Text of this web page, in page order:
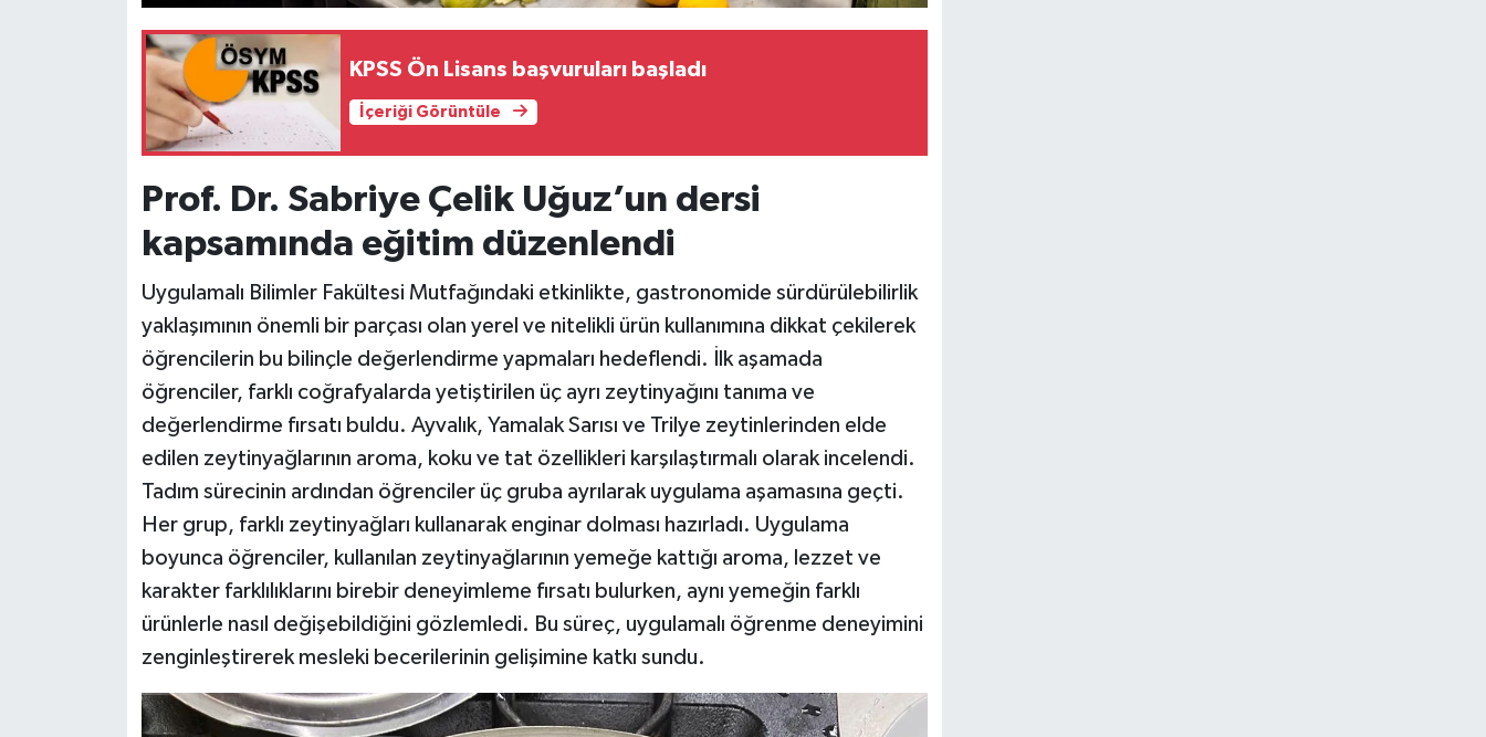
KPSS Ön Lisans başvuruları başladı
İçeriği Görüntüle
Prof. Dr. Sabriye Çelik Uğuz’un dersi
kapsamında eğitim düzenlendi
Uygulamalı Bilimler Fakültesi Mutfağındaki etkinlikte, gastronomide sürdürülebilirlik
yaklaşımının önemli bir parçası olan yerel ve nitelikli ürün kullanımına dikkat çekilerek
öğrencilerin bu bilinçle değerlendirme yapmaları hedeflendi. İlk aşamada
öğrenciler, farklı coğrafyalarda yetiştirilen üç ayrı zeytinyağını tanıma ve
değerlendirme fırsatı buldu. Ayvalık, Yamalak Sarısı ve Trilye zeytinlerinden elde
edilen zeytinyağlarının aroma, koku ve tat özellikleri karşılaştırmalı olarak incelendi.
Tadım sürecinin ardından öğrenciler üç gruba ayrılarak uygulama aşamasına geçti.
Her grup, farklı zeytinyağları kullanarak enginar dolması hazırladı. Uygulama
boyunca öğrenciler, kullanılan zeytinyağlarının yemeğe kattığı aroma, lezzet ve
karakter farklılıklarını birebir deneyimleme fırsatı bulurken, aynı yemeğin farklı
ürünlerle nasıl değişebildiğini gözlemledi. Bu süreç, uygulamalı öğrenme deneyimini
zenginleştirerek mesleki becerilerinin gelişimine katkı sundu.